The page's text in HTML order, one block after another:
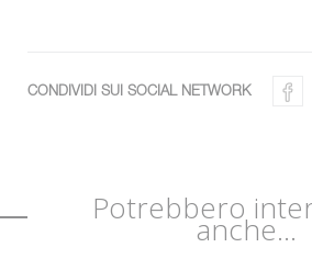
CONDIVIDI SUI SOCIAL NETWORK
Potrebbero
anche...